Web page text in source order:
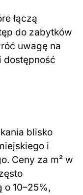
łączą
do zabytków
uwagę na
dostępność
blisko
i
Ceny za m² w
o 10–25%,